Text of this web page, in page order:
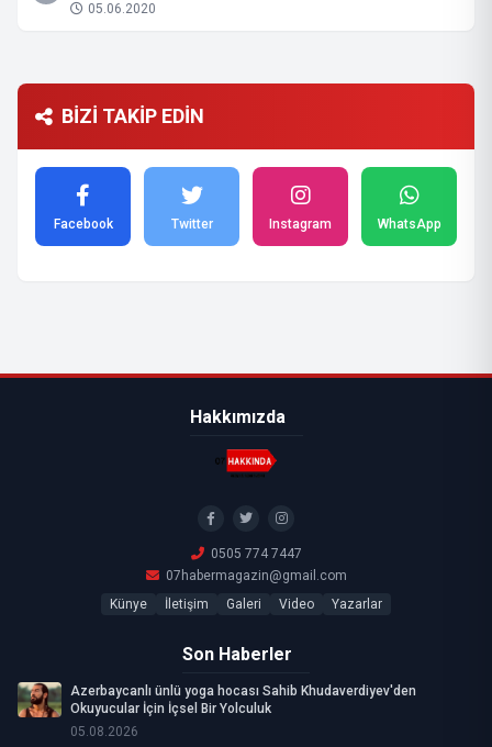
05.06.2020
BİZİ TAKİP EDİN
Facebook Twitter Instagram WhatsApp
Hakkımızda
0505 774 7447
07habermagazin@gmail.com
Künye
İletişim Galeri Video Yazarlar
Son Haberler
Azerbaycanlı ünlü yoga hocası Sahib Khudaverdiyev'den
Okuyucular İçin İçsel Bir Yolculuk
05.08.2026